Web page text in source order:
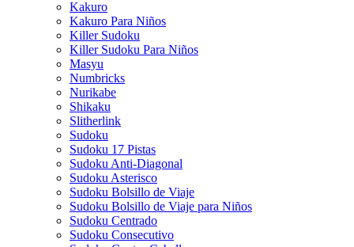
Kakuro
Kakuro Para Niños
Killer Sudoku
Killer Sudoku Para Niños
Masyu
Numbricks
Nurikabe
Shikaku
Slitherlink
Sudoku
Sudoku 17 Pistas
Sudoku Anti-Diagonal
Sudoku Asterisco
Sudoku Bolsillo de Viaje
Sudoku Bolsillo de Viaje para Niños
Sudoku Centrado
Sudoku Consecutivo